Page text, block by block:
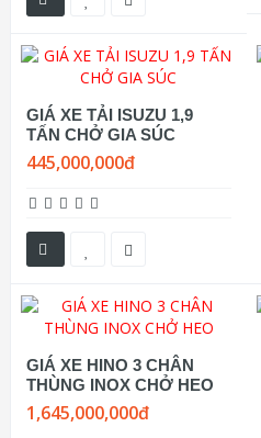
GIÁ XE TẢI ISUZU 1,9
TẤN CHỞ GIA SÚC
445,000,000đ
GIÁ XE HINO 3 CHÂN
THÙNG INOX CHỞ HEO
1,645,000,000đ